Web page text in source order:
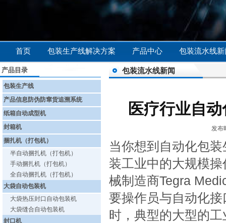
首页 包装生产线解决方案 产品中心 包装流水线
产品目录
包装生产线
产品信息防伪防窜货追溯系统
纸箱自动成型机
封箱机
捆扎机（打包机）
半自动捆扎机（打包机）
手动捆扎机（打包机）
全自动捆扎机（打包机）
大袋自动包装机
大袋热压封口自动包装机
大袋缝合自动包装机
封口机
包装流水线新闻
医疗行业自
发布
当你想到自动化包
装工业中的大规模
械制造商Tegra
要操作员与自动化
时，典型的大型的